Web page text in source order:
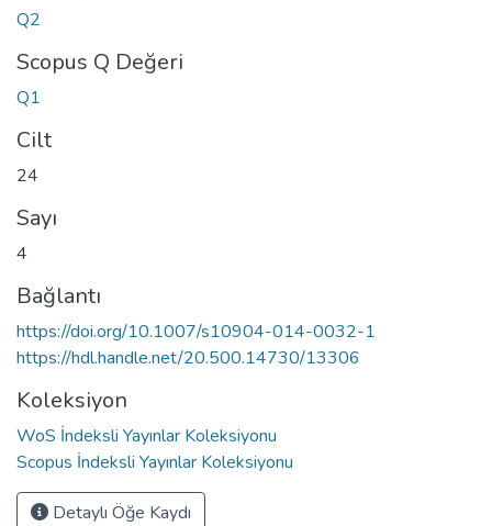
Q2
Scopus Q Değeri
Q1
Cilt
24
Sayı
4
Bağlantı
https://doi.org/10.1007/s10904-014-0032-1
https://hdl.handle.net/20.500.14730/13306
Koleksiyon
WoS İndeksli Yayınlar Koleksiyonu
Scopus İndeksli Yayınlar Koleksiyonu
Detaylı Öğe Kaydı